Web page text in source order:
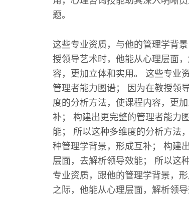
题。
这些专业资质，与他的管理学背
授领导艺术时，他能从心理层面
容，更加立体和实用。 这些专业
管理者能力图谱； 因为在教授领
度的分析方法，使课程内容，更
补； 构建出更完整的管理者能力
能； 所以这种多维度的分析方法
种管理学背景，形成互补； 构建
层面，去解析领导效能； 所以这
专业资质，跟他的管理学背景，
之际，他能从心理层面，解析领